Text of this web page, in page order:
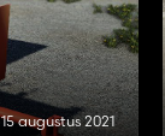
15 augustus 2021